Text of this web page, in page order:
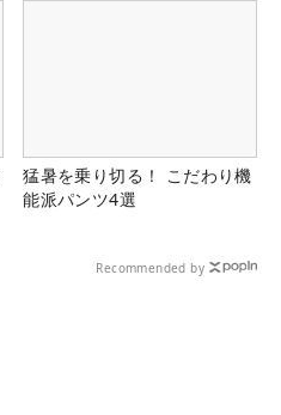
猛暑を乗り切る！ こだわり機
能派パンツ4選
Recommended by